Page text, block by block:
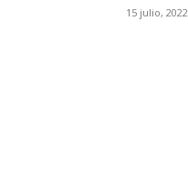
15 julio, 2022